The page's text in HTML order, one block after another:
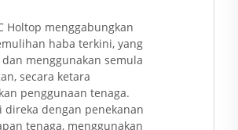
Holtop menggabungkan
haba terkini, yang
menggunakan semula
secara ketara
penggunaan tenaga.
direka dengan penekanan
tenaga, menggunakan